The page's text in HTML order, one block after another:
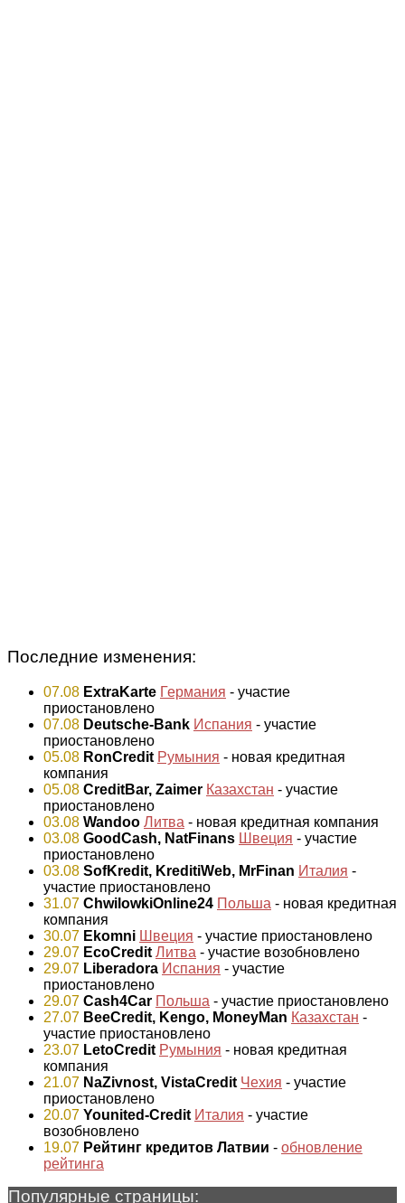
Последние изменения:
07.08 ExtraKarte Германия - участие
приостановлено
07.08 Deutsche-Bank Испания - участие
приостановлено
05.08 RonCredit Румыния - новая кредитная
компания
05.08 CreditBar, Zaimer Казахстан - участие
приостановлено
03.08 Wandoo Литва - новая кредитная компания
03.08 GoodCash, NatFinans Швеция - участие
приостановлено
03.08 SofKredit, KreditiWeb, MrFinan Италия -
участие приостановлено
31.07 ChwilowkiOnline24 Польша - новая кредитная
компания
30.07 Ekomni Швеция - участие приостановлено
29.07 EcoCredit Литва - участие возобновлено
29.07 Liberadora Испания - участие
приостановлено
29.07 Cash4Car Польша - участие приостановлено
27.07 BeeCredit, Kengo, MoneyMan Казахстан -
участие приостановлено
23.07 LetoCredit Румыния - новая кредитная
компания
21.07 NaZivnost, VistaCredit Чехия - участие
приостановлено
20.07 Younited-Credit Италия - участие
возобновлено
19.07 Рейтинг кредитов Латвии - обновление
рейтинга
Популярные страницы: